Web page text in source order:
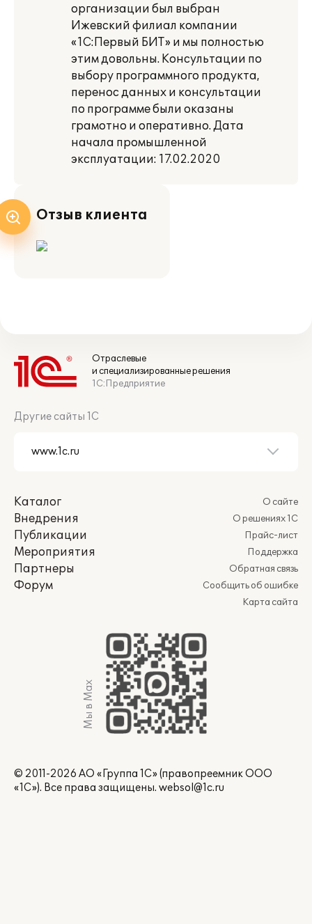
организации был выбран
Ижевский филиал компании
«1С:Первый БИТ» и мы полностью
этим довольны. Консультации по
выбору программного продукта,
перенос данных и консультации
по программе были оказаны
грамотно и оперативно. Дата
начала промышленной
эксплуатации: 17.02.2020
Отзыв клиента
Отраслевые
и специализированные решения
1С:Предприятие
Другие сайты 1С
Каталог
Внедрения
Публикации
Мероприятия
Партнеры
Форум
О сайте
О решениях 1С
Прайс-лист
Поддержка
Обратная связь
Сообщить об ошибке
Карта сайта
Мы в Max
© 2011-2026 АО «Группа 1С» (правопреемник ООО
«1С»). Все права защищены. websol@1c.ru